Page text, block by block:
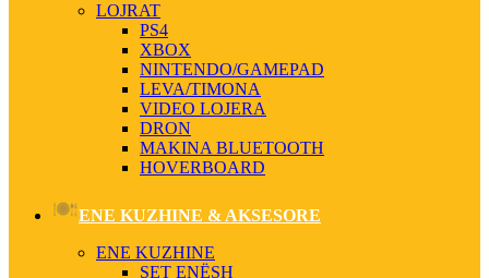
LOJRAT
PS4
XBOX
NINTENDO/GAMEPAD
LEVA/TIMONA
VIDEO LOJERA
DRON
MAKINA BLUETOOTH
HOVERBOARD
ENE KUZHINE & AKSESORE
ENE KUZHINE
SET ENËSH